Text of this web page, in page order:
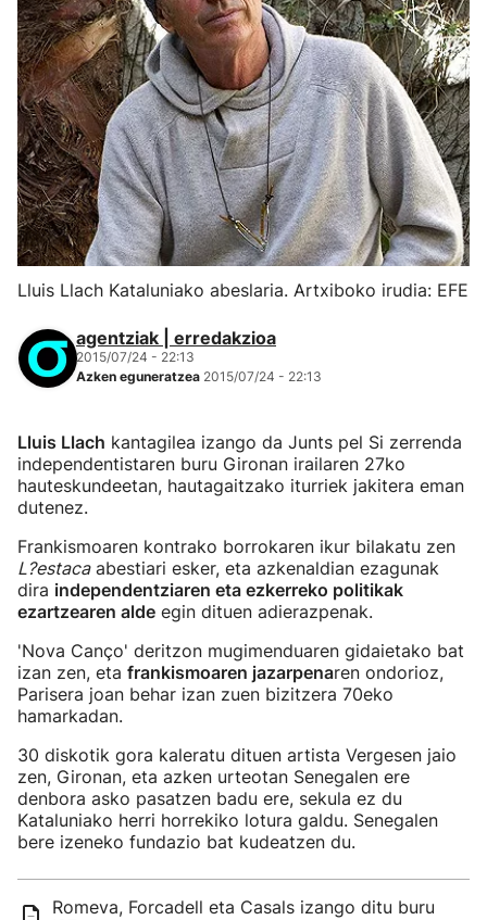
Lluis Llach Kataluniako abeslaria. Artxiboko irudia: EFE
agentziak | erredakzioa
2015/07/24 - 22:13
Azken eguneratzea 2015/07/24 - 22:13
Lluis Llach kantagilea izango da Junts pel Si zerrenda
independentistaren buru Gironan irailaren 27ko
hauteskundeetan, hautagaitzako iturriek jakitera eman
dutenez.
Frankismoaren kontrako borrokaren ikur bilakatu zen
L?estacaabestiari esker, eta azkenaldian ezagunak
dira independentziaren eta ezkerreko politikak
ezartzearen alde egin dituen adierazpenak.
'Nova Canço' deritzon mugimenduaren gidaietako bat
izan zen, eta frankismoaren jazarpenaren ondorioz,
Parisera joan behar izan zuen bizitzera 70eko
hamarkadan.
30 diskotik gora kaleratu dituen artista Vergesen jaio
zen, Gironan, eta azken urteotan Senegalen ere
denbora asko pasatzen badu ere, sekula ez du
Kataluniako herri horrekiko lotura galdu. Senegalen
bere izeneko fundazio bat kudeatzen du.
Romeva, Forcadell eta Casals izango ditu buru